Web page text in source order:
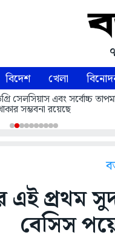
বিদেশ খেলা
সেলসিয়াস এবং সর্বোচ্চ
সম্ভবনা রয়েছে
প্রথম সুদ
বেসিস